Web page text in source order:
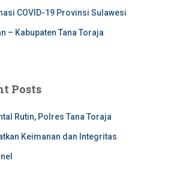
COVID-19 Provinsi Sulawesi
– Kabupaten Tana Toraja
Posts
Rutin, Polres Tana Toraja
Keimanan dan Integritas